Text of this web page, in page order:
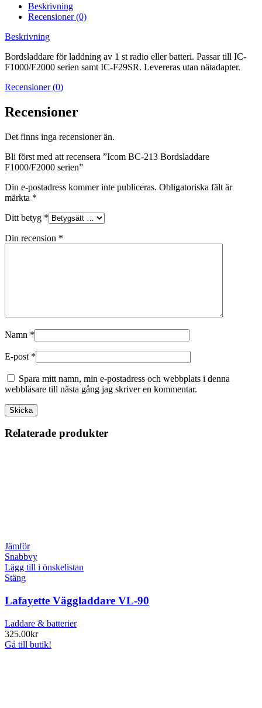
Beskrivning
Recensioner (0)
Beskrivning
Bordsladdare för laddning av 1 st radio eller batteri. Passar till IC-
F1000/F2000 serien samt IC-F29SR. Levereras utan nätadapter.
Recensioner (0)
Recensioner
Det finns inga recensioner än.
Bli först med att recensera ”Icom BC-213 Bordsladdare
F1000/F2000 serien”
Din e-postadress kommer inte publiceras. Obligatoriska fält är
märkta *
Ditt betyg *
Din recension *
Namn *
E-post *
Spara mitt namn, min e-postadress och webbplats i denna
webbläsare till nästa gång jag skriver en kommentar.
Relaterade produkter
Jämför
Snabbvy
Lägg till i önskelistan
Stäng
Lafayette Väggladdare VL-90
Laddare & batterier
325.00kr
Gå till butik!